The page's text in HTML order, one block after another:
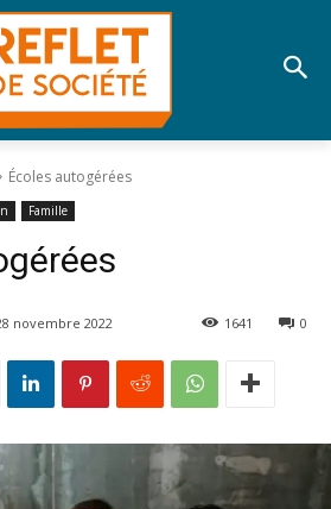
Écoles autogérées
Famille
novembre 2022 0
1641